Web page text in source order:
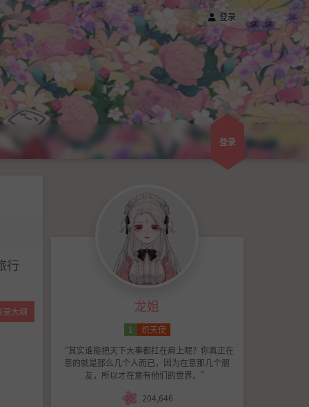
登录
登录
行
录大纲
龙姐
1
炽天使
“其实谁能把天下大事都扛在肩上呢？你真正在
意的就是那么几个人而已，因为在意那几个朋
友，所以才在意有他们的世界。”
204,646